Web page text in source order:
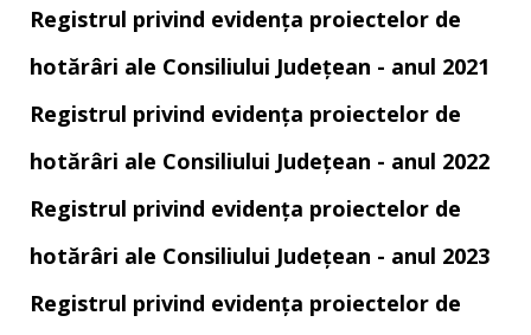
Registrul privind evidența proiectelor de
hotărâri ale Consiliului Județean - anul 2021
Registrul privind evidența proiectelor de
hotărâri ale Consiliului Județean - anul 2022
Registrul privind evidența proiectelor de
hotărâri ale Consiliului Județean - anul 2023
Registrul privind evidența proiectelor de